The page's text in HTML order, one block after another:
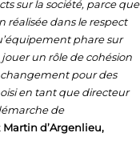
sur la société, parce que
réalisée dans le respect
phare sur
un rôle de cohésion
changement pour des
en tant que directeur
de
Martin d’Argenlieu,